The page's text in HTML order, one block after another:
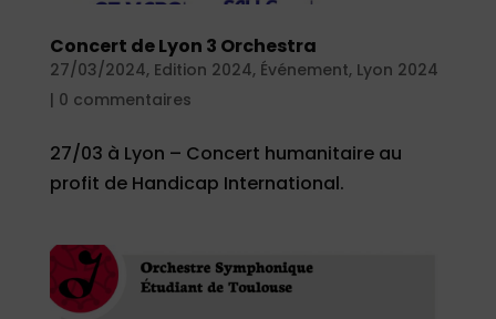
Concert de Lyon 3 Orchestra
27/03/2024, Edition 2024, Événement, Lyon 2024
| 0 commentaires
27/03 à Lyon – Concert humanitaire au
profit de Handicap International.